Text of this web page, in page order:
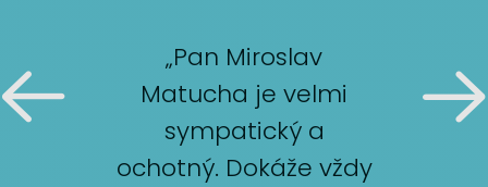
„Pan Miroslav
Matucha je velmi
sympatický a
ochotný. Dokáže vždy